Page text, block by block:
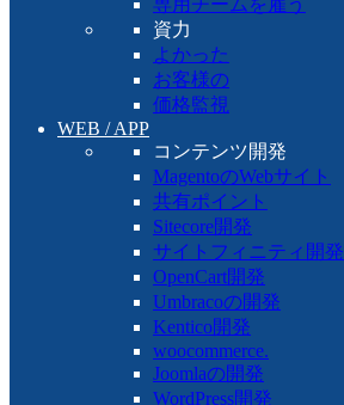
専用チームを雇う
資力
よかった
お客様の
価格監視
WEB / APP
コンテンツ開発
MagentoのWebサイト
共有ポイント
Sitecore開発
サイトフィニティ開発
OpenCart開発
Umbracoの開発
Kentico開発
woocommerce.
Joomlaの開発
WordPress開発